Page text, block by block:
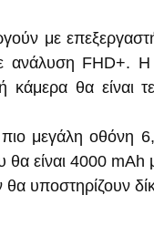
με
FHD+. Η
κάμερα θα είναι
μεγάλη οθόνη
θα είναι 4000
υποστηρίζουν